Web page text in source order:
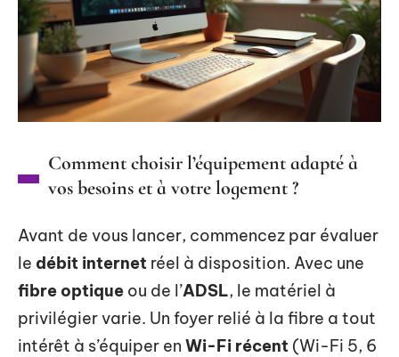
Comment choisir l’équipement adapté à
vos besoins et à votre logement ?
Avant de vous lancer, commencez par évaluer
le débit internet réel à disposition. Avec une
fibre optique ou de l’ADSL, le matériel à
privilégier varie. Un foyer relié à la fibre a tout
intérêt à s’équiper en Wi-Fi récent (Wi-Fi 5, 6